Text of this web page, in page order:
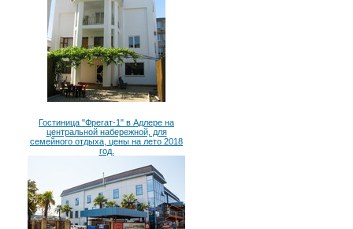
Гостиница "Фрегат-1" в Адлере на
центральной набережной, для
семейного отдыха, цены на лето 2018
год.